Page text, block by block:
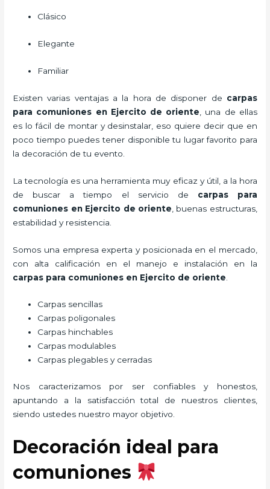
Clásico
Elegante
Familiar
Existen varias ventajas a la hora de disponer de carpas
para comuniones en Ejercito de oriente , una de ellas
es lo fácil de montar y desinstalar, eso quiere decir que en
poco tiempo puedes tener disponible tu lugar favorito para
la decoración de tu evento.
La tecnología es una herramienta muy eficaz y útil, a la hora
de buscar a tiempo el servicio de carpas para
comuniones en Ejercito de oriente , buenas estructuras,
estabilidad y resistencia.
Somos una empresa experta y posicionada en el mercado,
con alta calificación en el manejo e instalación en la
carpas para comuniones en Ejercito de oriente
Carpas sencillas
Carpas poligonales
Carpas hinchables
Carpas modulables
Carpas plegables y cerradas
Nos caracterizamos por ser confiables y honestos,
apuntando a la satisfacción total de nuestros clientes,
siendo ustedes nuestro mayor objetivo.
Decoración ideal para
comuniones